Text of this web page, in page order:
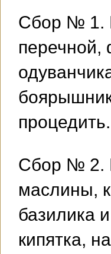
Сбор № 1.
перечной,
Сбор № 2.
маслины,
базилика
кипятка,